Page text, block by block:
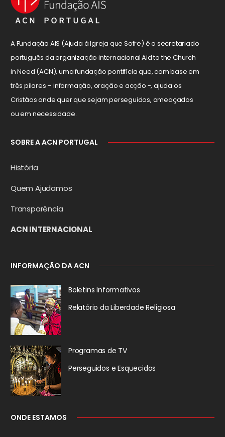
A Fundação AIS (Ajuda à Igreja que Sofre) é o secretariado
português da organização internacional Aid to the Church
in Need (ACN), uma fundação pontifícia que, com base em
três pilares – informação, oração e acção -, ajuda os
Cristãos onde quer que sejam perseguidos, ameaçados
ou em necessidade.
SOBRE A ACN PORTUGAL
História
Quem Ajudamos
Transparência
ACN INTERNACIONAL
INFORMAÇÃO DA ACN
Boletins Informativos
Relatório da Liberdade Religiosa
Programas de TV
Perseguidos e Esquecidos
ONDE ESTAMOS